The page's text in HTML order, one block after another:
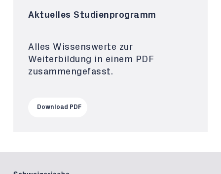
Aktuelles Studienprogramm
Alles Wissenswerte zur
Weiterbildung in einem PDF
zusammengefasst.
Download PDF